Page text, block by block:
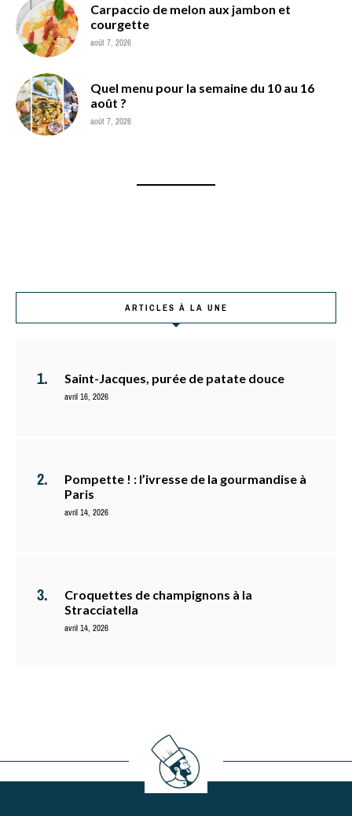
Carpaccio de melon aux jambon et
courgette
août 7, 2026
Quel menu pour la semaine du 10 au 16
août ?
août 7, 2026
ARTICLES À LA UNE
Saint-Jacques, purée de patate douce
avril 16, 2026
Pompette ! : l’ivresse de la gourmandise à
Paris
avril 14, 2026
Croquettes de champignons à la
Stracciatella
avril 14, 2026